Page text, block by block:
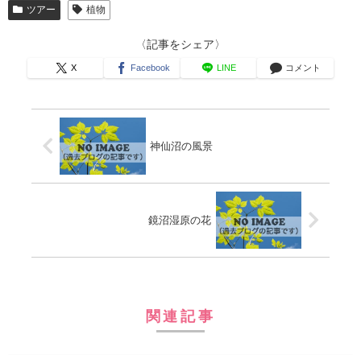
ツアー 植物
〈記事をシェア〉
X Facebook LINE コメント
神仙沼の風景
鏡沼湿原の花
関連記事